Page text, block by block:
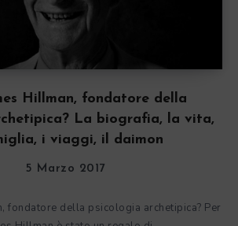
Hillman, fondatore della
La biografia, la vita,
i viaggi, il daimon
5 Marzo 2017
fondatore della psicologia archetipica? Per